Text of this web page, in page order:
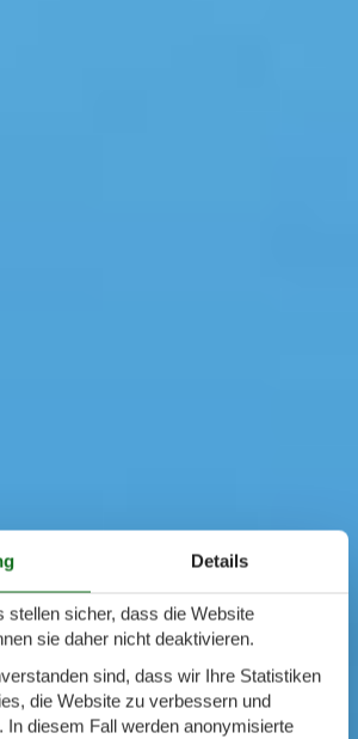
Details
stellen sicher, dass die Website
sie daher nicht deaktivieren.
sind, dass wir Ihre Statistiken
die Website zu verbessern und
In diesem Fall werden anonymisierte